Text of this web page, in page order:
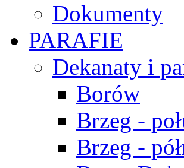
Dokumenty
PARAFIE
Dekanaty i
Borów
Brzeg -
Brzeg -